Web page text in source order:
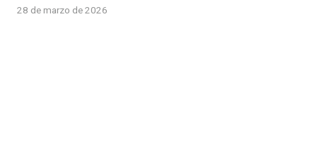
28 de marzo de 2026